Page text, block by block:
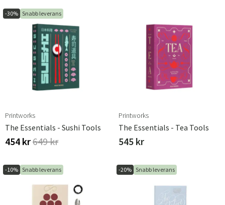
Skapa en personlig och inbjudande dukning där varje
detalj får ta plats och där varje måltid blir något att
minnas.
-30% Snabb leverans
Printworks
The Essentials - Sushi Tools
454 kr649 kr
Printworks
The Essentials - Tea Tools
545 kr
-10% Snabb leverans -20% Snabb leverans